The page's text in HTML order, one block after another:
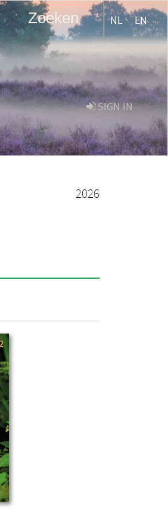
Zoeken NL EN
SIGN IN
2026